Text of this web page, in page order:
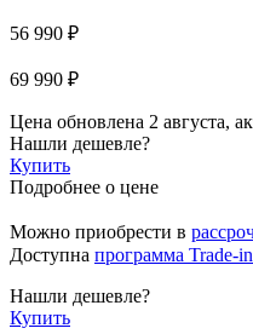
56 990 ₽
69 990 ₽
Цена обновлена 2 августа,
Нашли дешевле?
Купить
Подробнее о цене
Можно приобрести в
Доступна программа Trade-
Нашли дешевле?
Купить